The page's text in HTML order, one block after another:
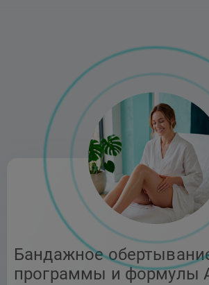
Бандажное
программы и формулы